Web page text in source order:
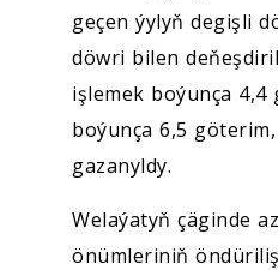
geçen ýylyň degişli
döwri bilen
işlemek boýunça
boýunça 6,5
gazanyldy.
Welaýatyň çäginde
önümleriniň